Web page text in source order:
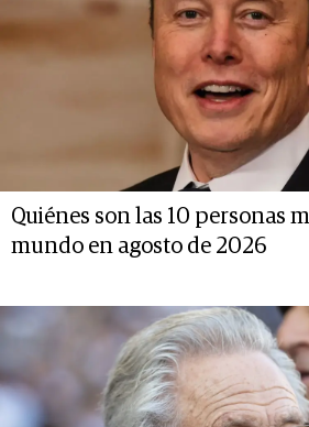
Quiénes son las 10 personas
mundo en agosto de 2026